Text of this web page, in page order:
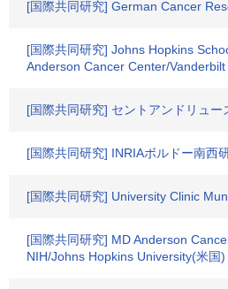
[国際共同研究] German Cancer
[国際共同研究] Johns Hopkins
Anderson Cancer Center/
[国際共同研究] セントアンドリュー
[国際共同研究] INRIAボルドー南西
[国際共同研究] University Clinic
[国際共同研究] MD Anderson
NIH/Johns Hopkins University(米国)